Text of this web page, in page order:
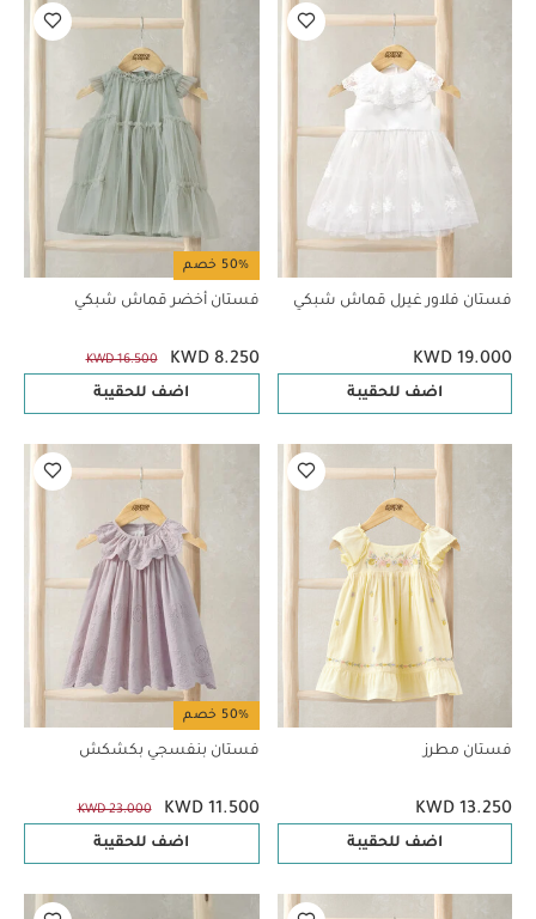
فستان فلاور غيرل قماش شبكي
KWD 19.000
اضف للحقيبة
50% خصم
فستان أخضر قماش شبكي
KWD 8.250
KWD 16.500
اضف للحقيبة
فستان مطرز
KWD 13.250
اضف للحقيبة
50% خصم
فستان بنفسجي بكشكش
KWD 11.500
KWD 23.000
اضف للحقيبة